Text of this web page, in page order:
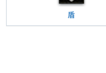
盾